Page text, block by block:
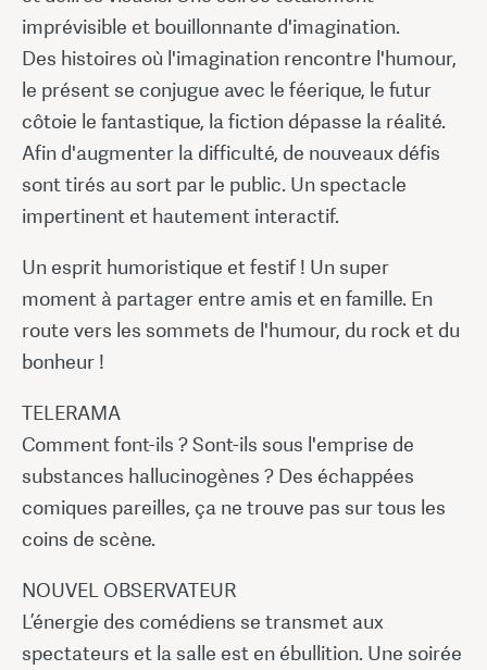
imprévisible et bouillonnante d'imagination.
Des histoires où l'imagination rencontre l'humour,
le présent se conjugue avec le féerique, le futur
côtoie le fantastique, la fiction dépasse la réalité.
Afin d'augmenter la difficulté, de nouveaux défis
sont tirés au sort par le public. Un spectacle
impertinent et hautement interactif.
Un esprit humoristique et festif ! Un super
moment à partager entre amis et en famille. En
route vers les sommets de l'humour, du rock et du
bonheur !
TELERAMA
Comment font-ils ? Sont-ils sous l'emprise de
substances hallucinogènes ? Des échappées
comiques pareilles, ça ne trouve pas sur tous les
coins de scène.
NOUVEL OBSERVATEUR
L’énergie des comédiens se transmet aux
spectateurs et la salle est en ébullition. Une soirée